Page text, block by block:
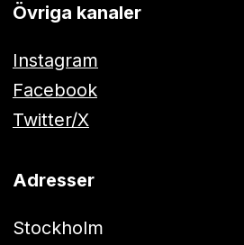
Övriga kanaler
Instagram
Facebook
Twitter/X
Adresser
Stockholm